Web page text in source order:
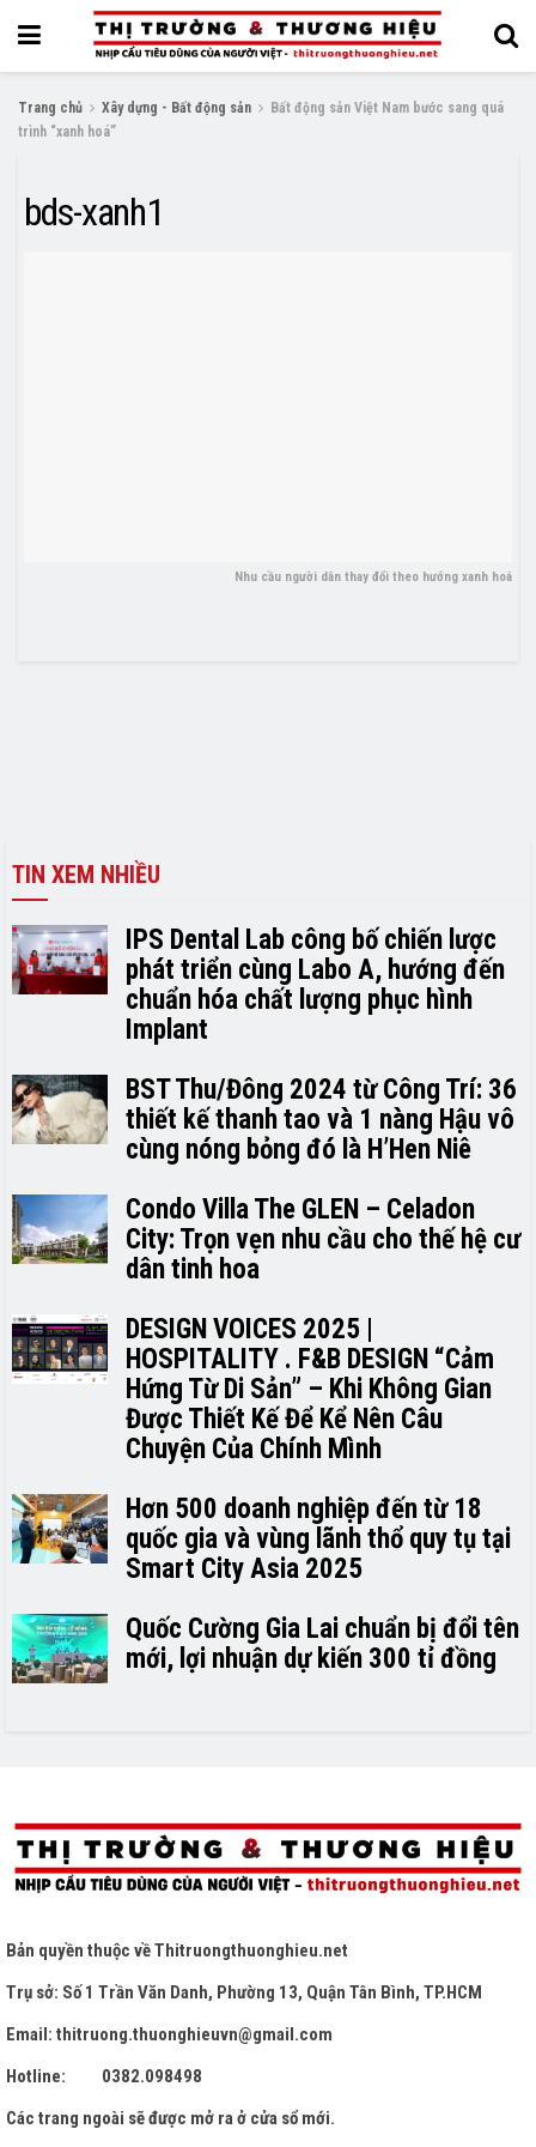
Trang chủ Xây dựng - Bất động sản
Bất động sản Việt Nam bước sang quá
trình “xanh hoá”
bds-xanh1
Nhu cầu người dân thay đổi theo hướng xanh hoá
TIN XEM NHIỀU
IPS Dental Lab công bố chiến lược
phát triển cùng Labo A, hướng đến
chuẩn hóa chất lượng phục hình
Implant
BST Thu/Đông 2024 từ Công Trí: 36
thiết kế thanh tao và 1 nàng Hậu vô
cùng nóng bỏng đó là H’H­­­­en Niê
Condo Villa The GLEN – Celadon
City: Trọn vẹn nhu cầu cho thế hệ cư
dân tinh hoa
DESIGN VOICES 2025 |
HOSPITALITY . F&B DESIGN “Cảm
Hứng Từ Di Sản” – Khi Không Gian
Được Thiết Kế Để Kể Nên Câu
Chuyện Của Chính Mình
Hơn 500 doanh nghiệp đến từ 18
quốc gia và vùng lãnh thổ quy tụ tại
Smart City Asia 2025
Quốc Cường Gia Lai chuẩn bị đổi tên
mới, lợi nhuận dự kiến 300 tỉ đồng
Bản quyền thuộc vềThitruongthuonghieu.net
Trụ sở: Số 1 Trần Văn Danh, Phường 13, Quận Tân Bình, TP.HCM
Email: thitruong.thuonghieuvn@gmail.com
Hotline: 0382.098498
Các trang ngoài sẽ được mở ra ở cửa sổ mới.